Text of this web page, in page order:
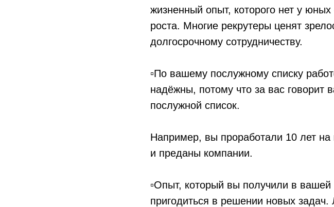
жизненный опыт, которого нет у
роста. Многие рекрутеры ценят
долгосрочному сотрудничеству.
▫️По вашему послужному списку
надёжны, потому что за вас говорит
послужной список.
Например, вы проработали 10 лет
и преданы компании.
▫️Опыт, который вы получили в
пригодиться в решении новых